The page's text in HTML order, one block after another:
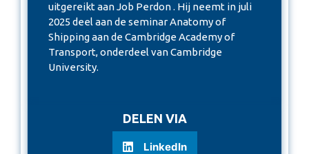
uitgereikt aan Job Perdon . Hij neemt in juli
2025 deel aan de seminar Anatomy of
Shipping aan de Cambridge Academy of
Transport, onderdeel van Cambridge
University.
DELEN VIA
LinkedIn